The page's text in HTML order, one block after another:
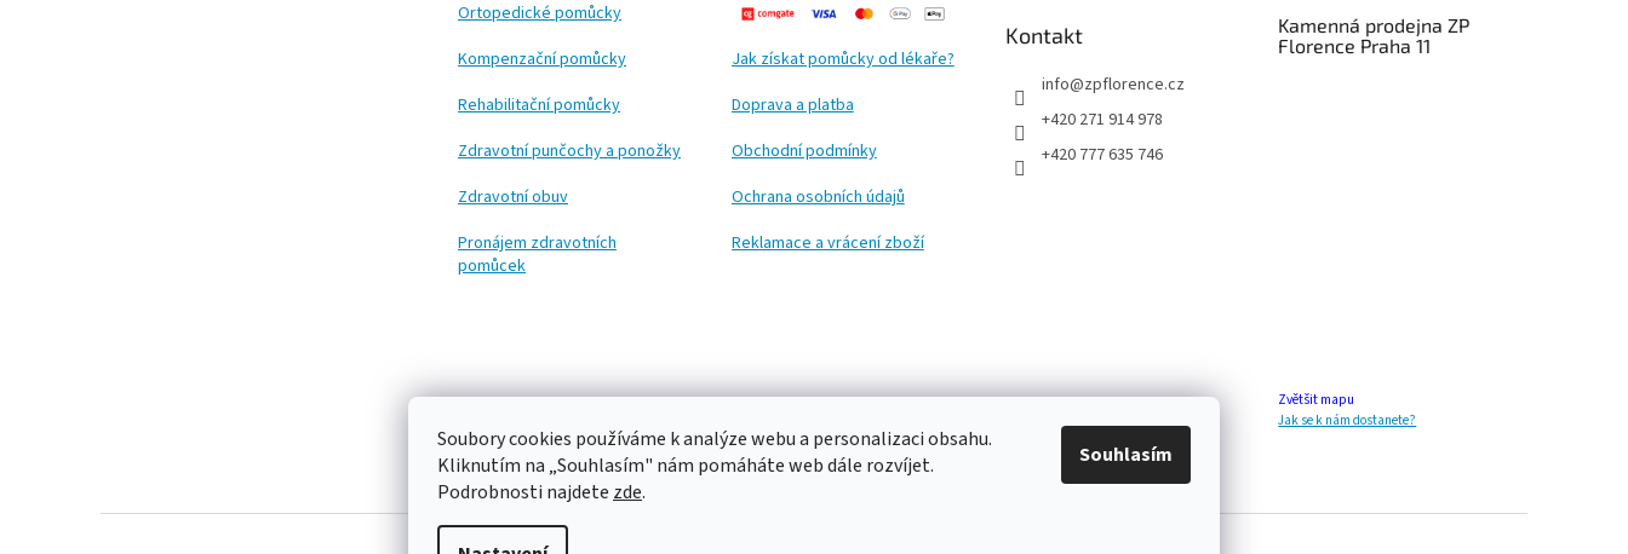
Soubory cookies používáme k analýze webu a personalizaci obsahu.
Kliknutím na „Souhlasím" nám pomáháte web dále rozvíjet.
Podrobnosti najdete zde.
Souhlasím
Ortopedické pomůcky
Kompenzační pomůcky
Rehabilitační pomůcky
Zdravotní punčochy a ponožky
Zdravotní obuv
Pronájem zdravotních
pomůcek
Jak získat pomůcky od lékaře?
Doprava a platba
Obchodní podmínky
Ochrana osobních údajů
Reklamace a vrácení zboží
Kontakt
info@zpflorence.cz
+420 271 914 978
+420 777 635 746
Kamenná prodejna ZP
Florence Praha 11
Zvětšit mapu
Jak se k nám dostanete?